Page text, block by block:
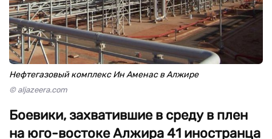
Нефтегазовый комплекс Ин Аменас в Алжире
© aljazeera.com
Боевики, захватившие в среду в плен
на юго-востоке Алжира 41 иностранца